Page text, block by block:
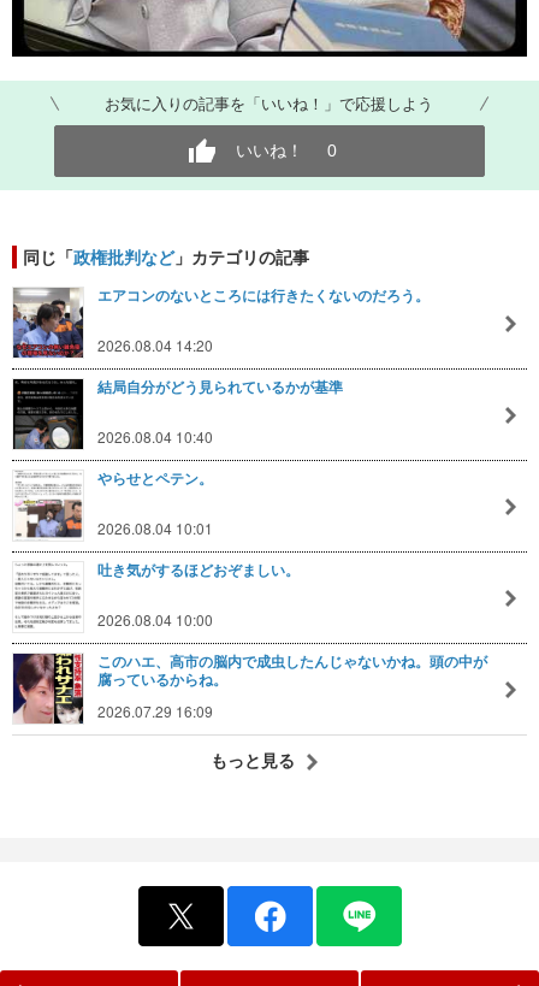
お気に入りの記事を「いいね！」で応援しよう
いいね！ 0
同じ「政権批判など」カテゴリの記事
エアコンのないところには行きたくないのだろう。
2026.08.04 14:20
結局自分がどう見られているかが基準
2026.08.04 10:40
やらせとペテン。
2026.08.04 10:01
吐き気がするほどおぞましい。
2026.08.04 10:00
このハエ、高市の脳内で成虫したんじゃないかね。頭の中が
腐っているからね。
2026.07.29 16:09
もっと見る